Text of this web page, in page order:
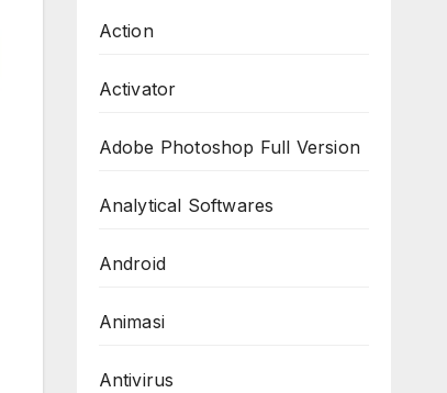
Action
Activator
Adobe Photoshop Full Version
Analytical Softwares
Android
Animasi
Antivirus